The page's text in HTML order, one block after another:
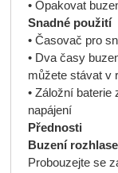
• Opakovat
Snadné použití
• Časovač pro
• Dva časy
můžete stávat v
• Záložní baterie
napájení
Přednosti
Buzení
Probouzejte se